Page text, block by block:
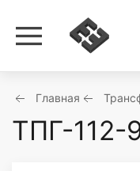
Главная
ТПГ-112-